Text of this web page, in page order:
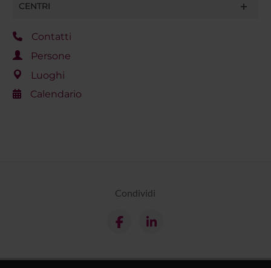
CENTRI
Contatti
Persone
Luoghi
Calendario
Condividi